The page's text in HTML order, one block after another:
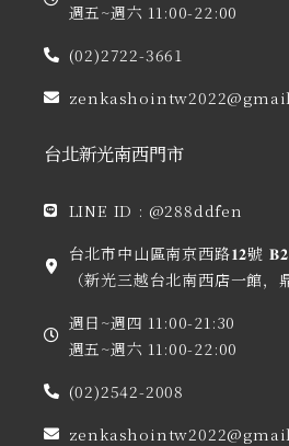
週五~週六 11:00-22:00
(02)2722-3661
台北新光南西門市
LINE ID : @288ddfen
台北市中山區南京西路𝟏𝟐號 𝐁𝟐
（新光三越台北南西店一館，
週日~週四 11:00-21:30
週五~週六 11:00-22:00
(02)2542-2008